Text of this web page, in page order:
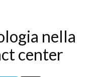
nella
center